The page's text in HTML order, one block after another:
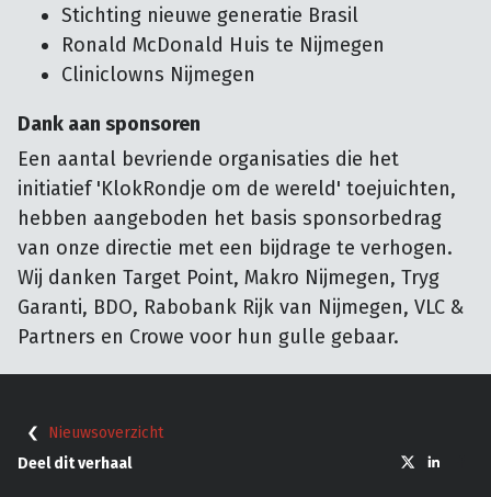
Stichting nieuwe generatie Brasil
Ronald McDonald Huis te Nijmegen
Cliniclowns Nijmegen
Dank aan sponsoren
Een aantal bevriende organisaties die het
initiatief 'KlokRondje om de wereld' toejuichten,
hebben aangeboden het basis sponsorbedrag
van onze directie met een bijdrage te verhogen.
Wij danken Target Point, Makro Nijmegen, Tryg
Garanti, BDO, Rabobank Rijk van Nijmegen, VLC &
Partners en Crowe voor hun gulle gebaar.
Nieuwsoverzicht
Deel dit verhaal